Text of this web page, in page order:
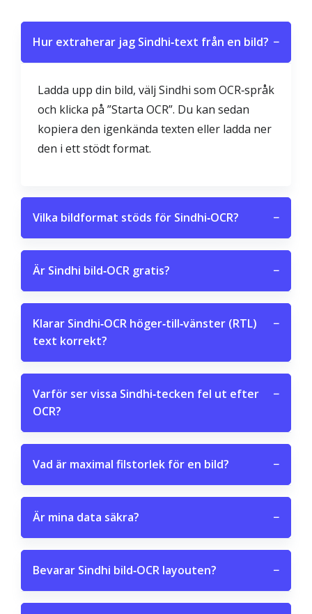
Hur extraherar jag Sindhi‑text från en bild? −
Ladda upp din bild, välj Sindhi som OCR‑språk
och klicka på ”Starta OCR”. Du kan sedan
kopiera den igenkända texten eller ladda ner
den i ett stödt format.
Vilka bildformat stöds för Sindhi‑OCR? −
Är Sindhi bild‑OCR gratis? −
Klarar Sindhi‑OCR höger‑till‑vänster (RTL)
text korrekt?
−
Varför ser vissa Sindhi‑tecken fel ut efter
OCR?
−
Vad är maximal filstorlek för en bild? −
Är mina data säkra? −
Bevarar Sindhi bild‑OCR layouten? −